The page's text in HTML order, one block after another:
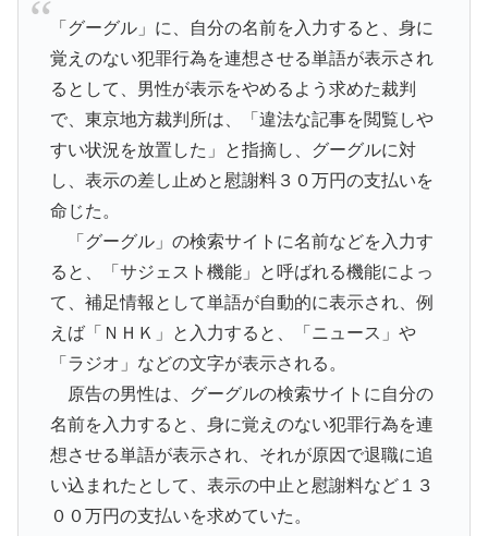
「グーグル」に、自分の名前を入力すると、身に
覚えのない犯罪行為を連想させる単語が表示され
るとして、男性が表示をやめるよう求めた裁判
で、東京地方裁判所は、「違法な記事を閲覧しや
すい状況を放置した」と指摘し、グーグルに対
し、表示の差し止めと慰謝料３０万円の支払いを
命じた。
「グーグル」の検索サイトに名前などを入力す
ると、「サジェスト機能」と呼ばれる機能によっ
て、補足情報として単語が自動的に表示され、例
えば「ＮＨＫ」と入力すると、「ニュース」や
「ラジオ」などの文字が表示される。
原告の男性は、グーグルの検索サイトに自分の
名前を入力すると、身に覚えのない犯罪行為を連
想させる単語が表示され、それが原因で退職に追
い込まれたとして、表示の中止と慰謝料など１３
００万円の支払いを求めていた。